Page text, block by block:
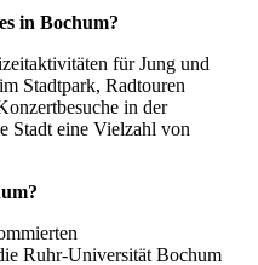
in Bochum?
für Jung und
Stadtpark, Radtouren
in der
Stadt eine Vielzahl von
Ruhr-Universität Bochum